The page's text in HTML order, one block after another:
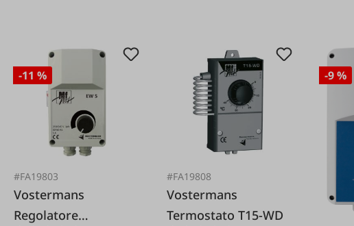
-11 %
#FA19803
Vostermans
Regolatore
#FA19808
Vostermans
Termostato T15-WD
-9 %